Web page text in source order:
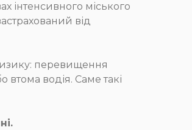
інтенсивного міського
від
перевищення
водія. Саме такі